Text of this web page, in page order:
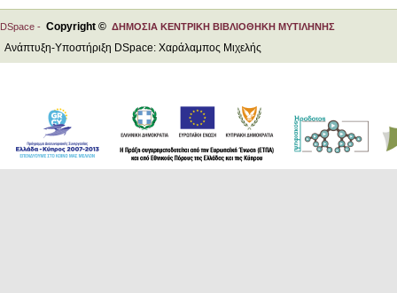
DSpace - Copyright © ΔΗΜΟΣΙΑ ΚΕΝΤΡΙΚΗ ΒΙΒΛΙΟΘΗΚΗ ΜΥΤΙΛΗΝΗΣ
Ανάπτυξη-Υποστήριξη DSpace: Χαράλαμπος Μιχελής